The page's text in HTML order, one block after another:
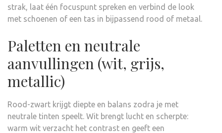
strak, laat één focuspunt spreken en verbind de look
met schoenen of een tas in bijpassend rood of metaal.
Paletten en neutrale
aanvullingen (wit, grijs,
metallic)
Rood-zwart krijgt diepte en balans zodra je met
neutrale tinten speelt. Wit brengt lucht en scherpte:
warm wit verzacht het contrast en geeft een